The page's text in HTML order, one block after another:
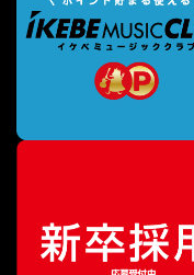
販売価格¥249,000